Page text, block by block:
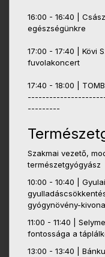
16:00 - 16:40 |
egészségünkre
17:00 - 17:40 | Kövi
fuvolakoncert
17:40 - 18:00 |
---------
Szakmai vezető,
természetgyógyász
10:00 - 10:40 |
gyógynövény-
11:00 - 11:40 |
fontossága a
13:00 - 13:40 |